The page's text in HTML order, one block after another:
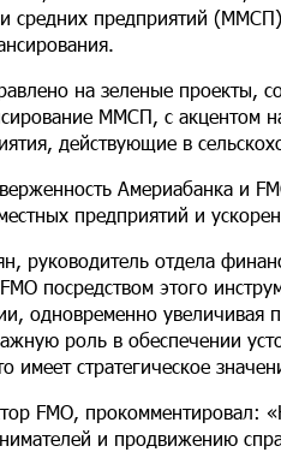
предприятий
на зеленые проекты,
ММСП, с
действующие в
Америабанка и
предприятий и
руководитель отдела
посредством этого
одновременно увеличивая
роль в обеспечении
имеет стратегическое
FMO, прокомментировал:
и продвижению